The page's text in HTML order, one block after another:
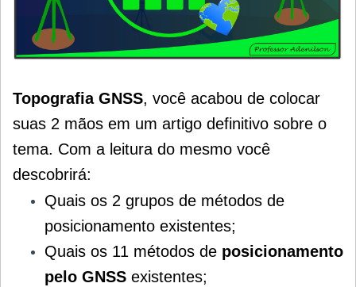
Topografia GNSS, você acabou de colocar
suas 2 mãos em um artigo definitivo sobre o
tema. Com a leitura do mesmo você
descobrirá:
Quais os 2 grupos de métodos de
posicionamento existentes;
Quais os 11 métodos de posicionamento
pelo GNSS existentes;